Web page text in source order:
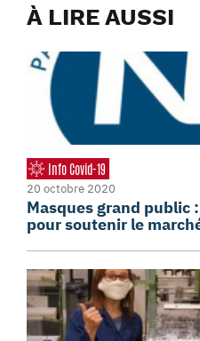
À LIRE AUSSI
Info Covid-19
20 octobre 2020
Masques grand public
pour soutenir le